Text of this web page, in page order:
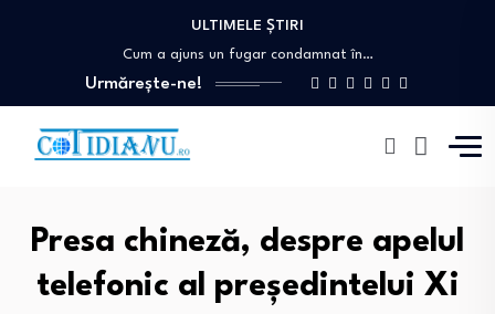
ULTIMELE ȘTIRI
Eugen Tomac: Peste 1.500 de primării ar…
Italia și Spania, conflict deschis pe tema…
Nicușor Dan retrimite Parlamentului legea urșilor și…
Urmărește-ne!
Presa chineză, despre apelul
telefonic al președintelui Xi